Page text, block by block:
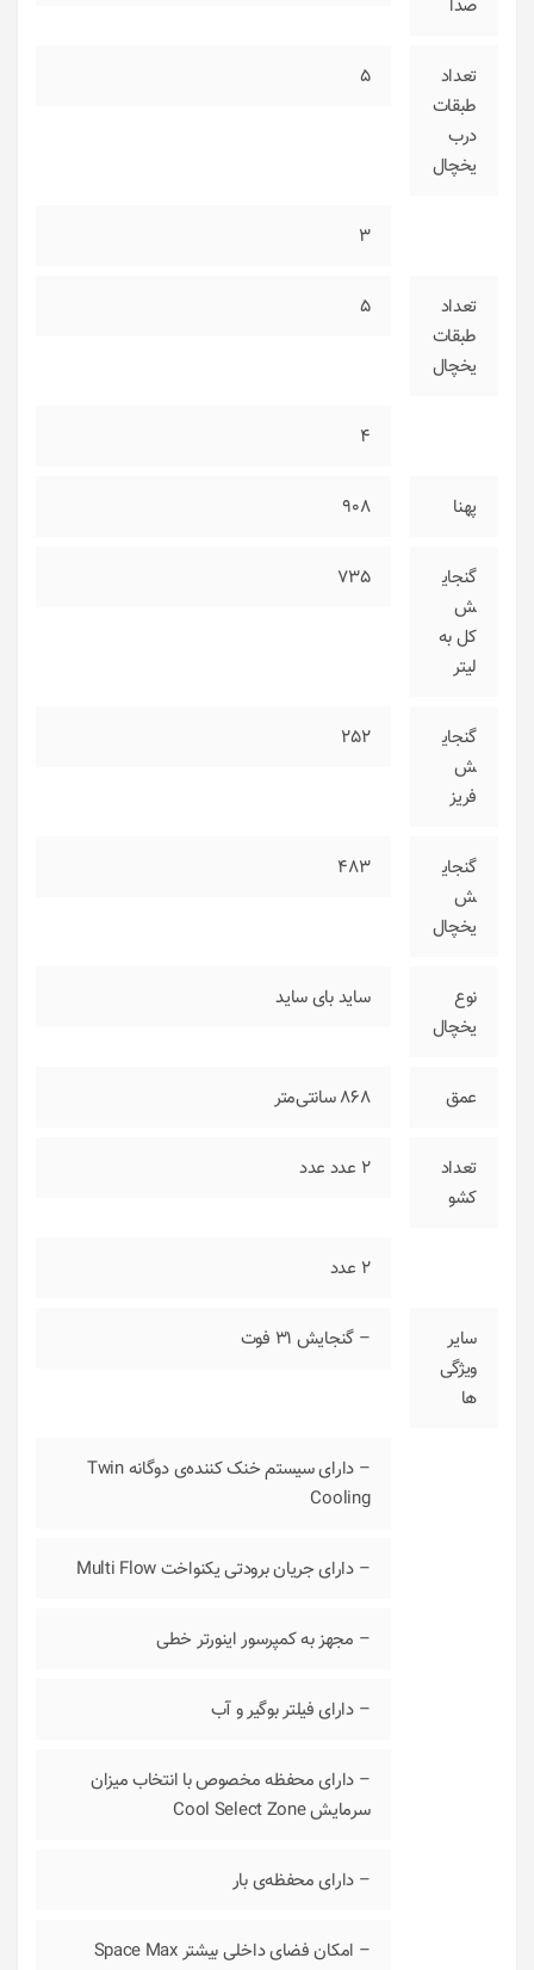
صدا
تعداد
طبقات
درب
یخچال
3
تعداد
طبقات
یخچال
پهنا 908
گنجای
ش
کل به
لیتر
735
گنجای
ش
فریز
252
گنجای
ش
یخچال
483
نوع
یخچال
ساید بای ساید
عمق 868 سانتی‌متر
تعداد
کشو
عدد
سایر
ویژگی‌
ها
– گنجایش 31 فوت
– دارای سیستم خنک کننده‌ی دوگانه Twin
Cooling
– دارای جریان برودتی یکنواخت Multi Flow
– مجهز به کمپرسور اینورتر خطی
– دارای فیلتر بوگیر و آب
– دارای محفظه مخصوص با انتخاب میزان
سرمایش Cool Select Zone
– دارای محفظه‌ی بار
– امکان فضای داخلی بیشتر Space Max